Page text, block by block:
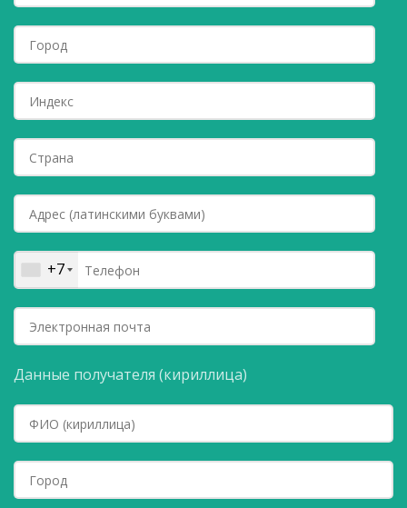
+7
Данные получателя (кириллица)